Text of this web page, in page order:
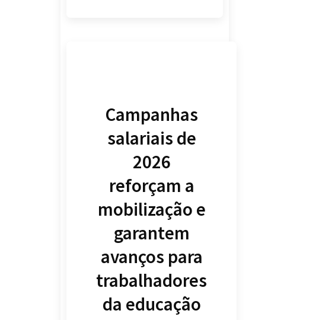
Campanhas
salariais de
2026
reforçam a
mobilização e
garantem
avanços para
trabalhadores
da educação